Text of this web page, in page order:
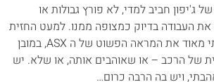
ג'יפון חביב למדי, לא פורץ גבולות או
העבודה בדיוק כמצופה ממנו. למעט החזית
המאוד מוחצנת, אהבתי מאוד את המראה הפשוט של ה ASX, במובן
של הרכב – או שאוהבים אותה, או שלא. יש
ויש בה הרבה כרום…